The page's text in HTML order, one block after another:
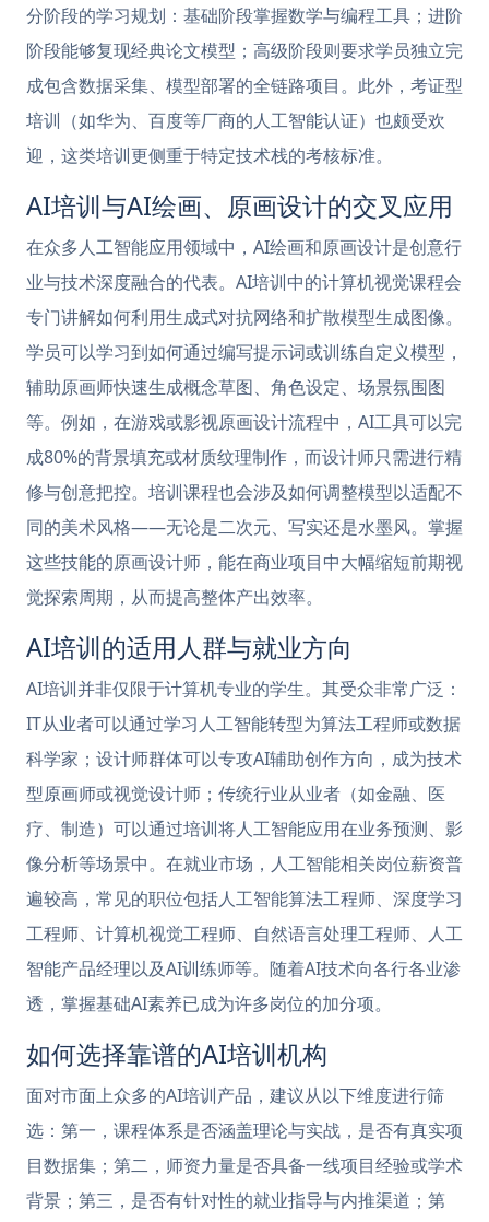
分阶段的学习规划：基础阶段掌握数学与编程工具；进阶
阶段能够复现经典论文模型；高级阶段则要求学员独立完
成包含数据采集、模型部署的全链路项目。此外，考证型
培训（如华为、百度等厂商的人工智能认证）也颇受欢
迎，这类培训更侧重于特定技术栈的考核标准。
AI培训与AI绘画、原画设计的交叉应用
在众多人工智能应用领域中，AI绘画和原画设计是创意行
业与技术深度融合的代表。AI培训中的计算机视觉课程会
专门讲解如何利用生成式对抗网络和扩散模型生成图像。
学员可以学习到如何通过编写提示词或训练自定义模型，
辅助原画师快速生成概念草图、角色设定、场景氛围图
等。例如，在游戏或影视原画设计流程中，AI工具可以完
成80%的背景填充或材质纹理制作，而设计师只需进行精
修与创意把控。培训课程也会涉及如何调整模型以适配不
同的美术风格——无论是二次元、写实还是水墨风。掌握
这些技能的原画设计师，能在商业项目中大幅缩短前期视
觉探索周期，从而提高整体产出效率。
AI培训的适用人群与就业方向
AI培训并非仅限于计算机专业的学生。其受众非常广泛：
IT从业者可以通过学习人工智能转型为算法工程师或数据
科学家；设计师群体可以专攻AI辅助创作方向，成为技术
型原画师或视觉设计师；传统行业从业者（如金融、医
疗、制造）可以通过培训将人工智能应用在业务预测、影
像分析等场景中。在就业市场，人工智能相关岗位薪资普
遍较高，常见的职位包括人工智能算法工程师、深度学习
工程师、计算机视觉工程师、自然语言处理工程师、人工
智能产品经理以及AI训练师等。随着AI技术向各行各业渗
透，掌握基础AI素养已成为许多岗位的加分项。
如何选择靠谱的AI培训机构
面对市面上众多的AI培训产品，建议从以下维度进行筛
选：第一，课程体系是否涵盖理论与实战，是否有真实项
目数据集；第二，师资力量是否具备一线项目经验或学术
背景；第三，是否有针对性的就业指导与内推渠道；第